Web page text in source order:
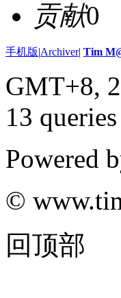
贡献0
手机版|Archiver| Tim
GMT+8,
13
Powered
©
回顶部